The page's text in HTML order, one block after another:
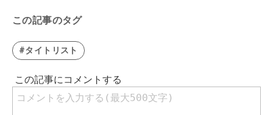
この記事のタグ
#タイトリスト